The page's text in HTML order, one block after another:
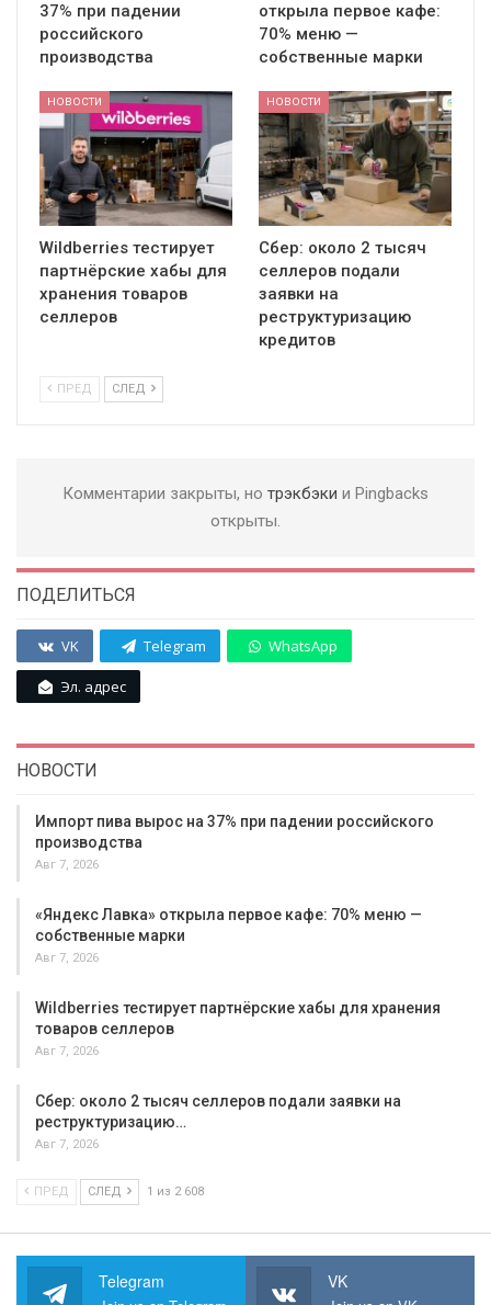
37% при падении
российского
производства
открыла первое кафе:
70% меню —
собственные марки
НОВОСТИ
Wildberries тестирует
партнёрские хабы для
хранения товаров
селлеров
НОВОСТИ
Сбер: около 2 тысяч
селлеров подали
заявки на
реструктуризацию
кредитов
ПРЕД СЛЕД
Комментарии закрыты, но трэкбэки и Pingbacks
открыты.
ПОДЕЛИТЬСЯ
VK Telegram WhatsApp
Эл. адрес
НОВОСТИ
Импорт пива вырос на 37% при падении российского
производства
Авг 7, 2026
«Яндекс Лавка» открыла первое кафе: 70% меню —
собственные марки
Авг 7, 2026
Wildberries тестирует партнёрские хабы для хранения
товаров селлеров
Авг 7, 2026
Сбер: около 2 тысяч селлеров подали заявки на
реструктуризацию…
Авг 7, 2026
ПРЕД СЛЕД 1 из 2 608
Telegram VK